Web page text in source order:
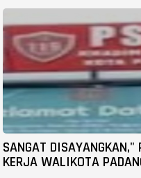
SANGAT DISAYANGKAN,"
KERJA WALIKOTA